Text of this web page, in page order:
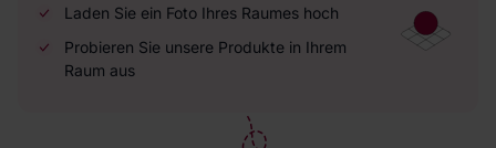
Laden Sie ein Foto Ihres Raumes hoch
Probieren Sie unsere Produkte in Ihrem
Raum aus